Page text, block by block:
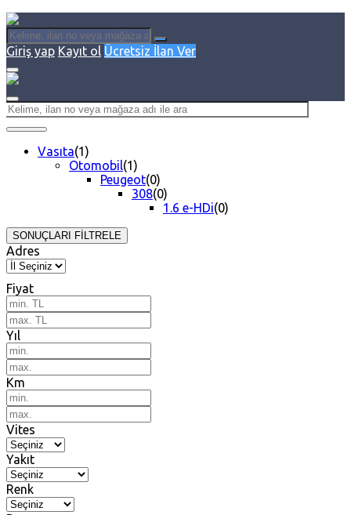
Giriş yap Kayıt ol Ücretsiz İlan Ver
Vasıta(1)
Otomobil(1)
Peugeot(0)
308(0)
1.6 e-HDi(0)
SONUÇLARI FİLTRELE
Adres
Fiyat
Yıl
Km
Vites
Yakıt
Renk